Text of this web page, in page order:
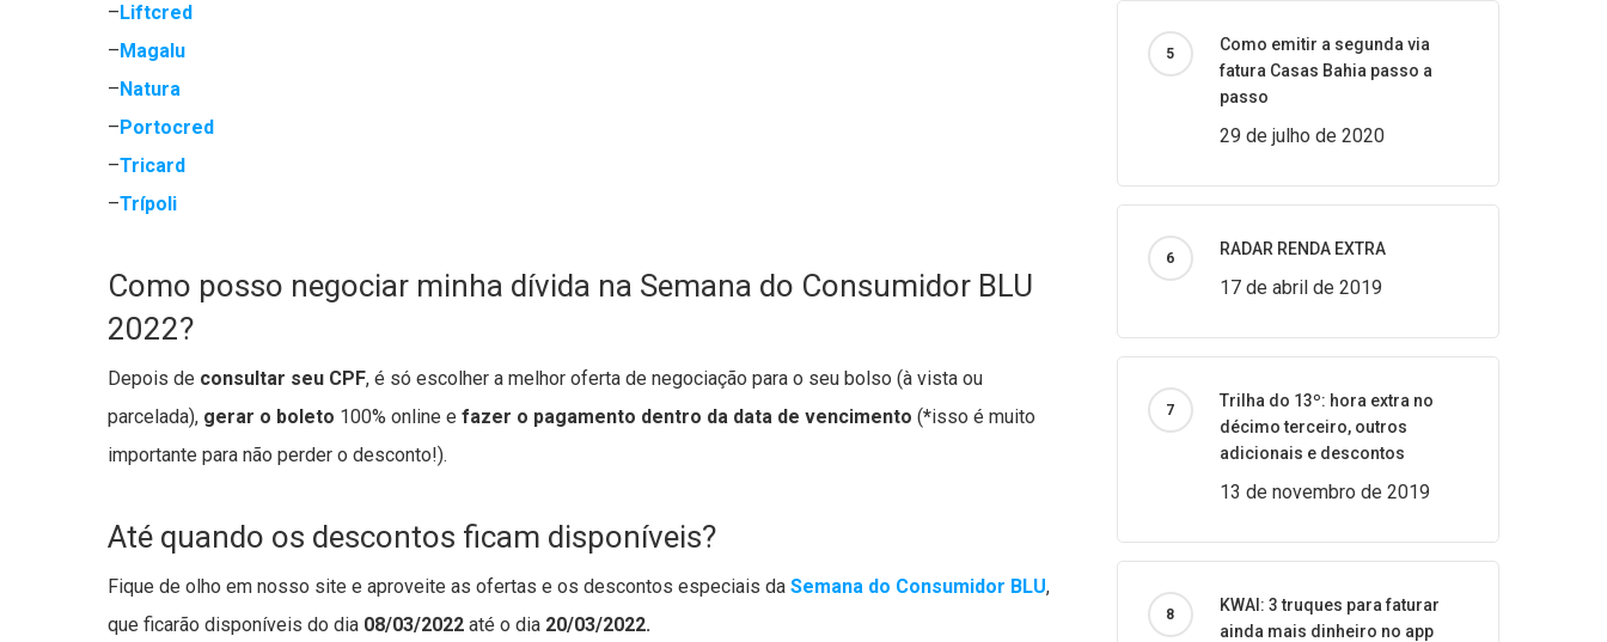
–Liftcred
–Magalu
–Natura
–Portocred
–Tricard
–Trípoli
Como posso negociar minha dívida na Semana do Consumidor BLU
2022?
Depois de consultar seu CPF, é só escolher a melhor oferta de negociação para o seu bolso (à vista ou
parcelada), gerar o boleto 100% online e fazer o pagamento dentro da data de vencimento (*isso é muito
importante para não perder o desconto!).
Até quando os descontos ficam disponíveis?
Fique de olho em nosso site e aproveite as ofertas e os descontos especiais da Semana do Consumidor BLU,
que ficarão disponíveis do dia 08/03/2022 até o dia 20/03/2022.
Como emitir a segunda via
fatura Casas Bahia passo a
passo
29 de julho de 2020
RADAR RENDA EXTRA
17 de abril de 2019
Trilha do 13º: hora extra no
décimo terceiro, outros
adicionais e descontos
13 de novembro de 2019
KWAI: 3 truques para faturar
ainda mais dinheiro no app